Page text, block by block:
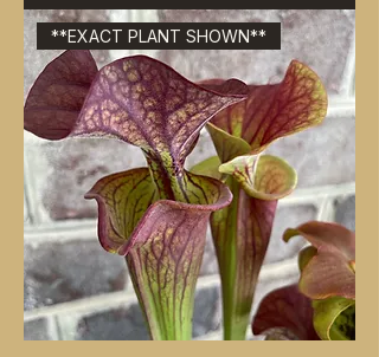
**EXACT PLANT SHOWN**